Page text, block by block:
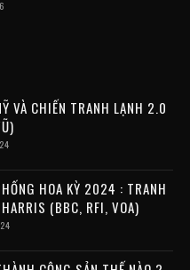
VÀ CHIẾN TRANH LẠNH 2.0
HOA KỲ 2024 : TRANH
(BBC, RFI, VOA)